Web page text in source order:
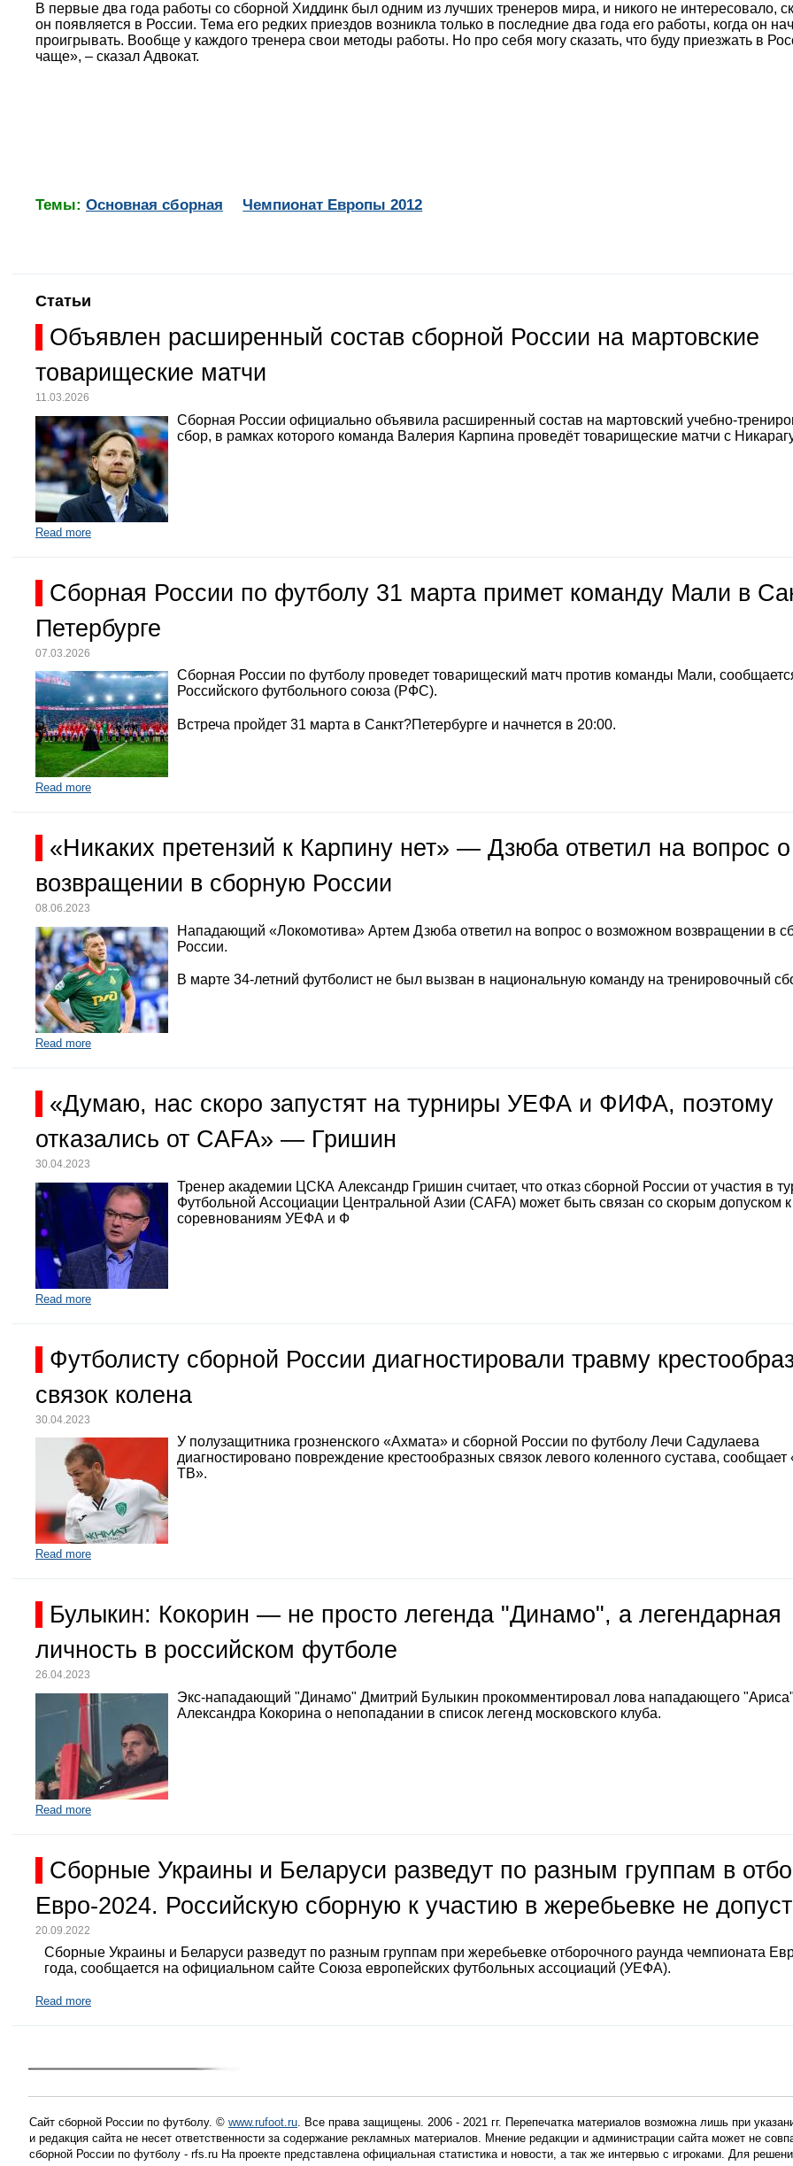
В первые два года работы со сборной Хиддинк был одним из лучших тренеров мира, и никого не интересовало,
он появляется в России. Тема его редких приездов возникла только в последние два года его работы, когда он
проигрывать. Вообще у каждого тренера свои методы работы. Но про себя могу сказать, что буду приезжать в
чаще», – сказал Адвокат.
Темы: Основная сборная Чемпионат Европы 2012
Статьи
Объявлен расширенный состав сборной России на мартовские
товарищеские матчи
11.03.2026
Сборная России официально объявила расширенный состав на мартовский учебно-
сбор, в рамках которого команда Валерия Карпина проведёт товарищеские матчи с
Read more
Сборная России по футболу 31 марта примет команду Мали в
Петербурге
07.03.2026
Сборная России по футболу проведет товарищеский матч против команды Мали,
Российского футбольного союза (РФС).
Встреча пройдет 31 марта в Санкт?Петербурге и начнется в 20:00.
Read more
«Никаких претензий к Карпину нет» — Дзюба ответил на вопрос о
возвращении в сборную России
08.06.2023
Нападающий «Локомотива» Артем Дзюба ответил на вопрос о возможном возвращении в
России.
В марте 34-летний футболист не был вызван в национальную команду на тренировочный
Read more
«Думаю, нас скоро запустят на турниры УЕФА и ФИФА, поэтому
отказались от CAFA» — Гришин
30.04.2023
Тренер академии ЦСКА Александр Гришин считает, что отказ сборной России от участия в
Футбольной Ассоциации Центральной Азии (CAFA) может быть связан со скорым допуском к
соревнованиям УЕФА и Ф
Read more
Футболисту сборной России диагностировали травму
связок колена
30.04.2023
У полузащитника грозненского «Ахмата» и сборной России по футболу Лечи Садулаева
диагностировано повреждение крестообразных связок левого коленного сустава, сообщает
ТВ».
Read more
Булыкин: Кокорин — не просто легенда "Динамо", а легендарная
личность в российском футболе
26.04.2023
Экс-нападающий "Динамо" Дмитрий Булыкин прокомментировал лова нападающего "Ариса"
Александра Кокорина о непопадании в список легенд московского клуба.
Read more
Сборные Украины и Беларуси разведут по разным группам в
Евро-2024. Российскую сборную к участию в жеребьевке не
20.09.2022
Сборные Украины и Беларуси разведут по разным группам при жеребьевке отборочного раунда чемпионата
года, сообщается на официальном сайте Союза европейских футбольных ассоциаций (УЕФА).
Read more
Сайт сборной России по футболу. © www.rufoot.ru. Все права защищены. 2006 - 2021 гг. Перепечатка материалов возможна лишь при
и редакция сайта не несет ответственности за содержание рекламных материалов. Мнение редакции и администрации сайта может не
сборной России по футболу - rfs.ru На проекте представлена официальная статистика и новости, а так же интервью с игроками. Для